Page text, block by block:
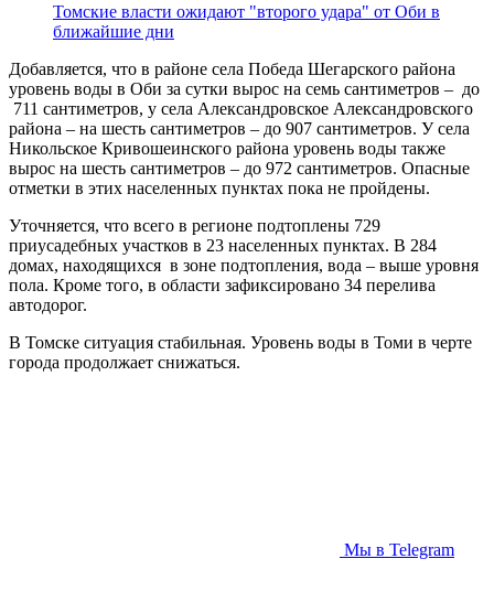
Томские власти ожидают "второго удара" от Оби в
ближайшие дни
Добавляется, что в районе села Победа Шегарского района
уровень воды в Оби за сутки вырос на семь сантиметров – до
711 сантиметров, у села Александровское Александровского
района – на шесть сантиметров – до 907 сантиметров. У села
Никольское Кривошеинского района уровень воды также
вырос на шесть сантиметров – до 972 сантиметров. Опасные
отметки в этих населенных пунктах пока не пройдены.
Уточняется, что всего в регионе подтоплены 729
приусадебных участков в 23 населенных пунктах. В 284
домах, находящихся в зоне подтопления, вода – выше уровня
пола. Кроме того, в области зафиксировано 34 перелива
автодорог.
В Томске ситуация стабильная. Уровень воды в Томи в черте
города продолжает снижаться.
Мы в Telegram